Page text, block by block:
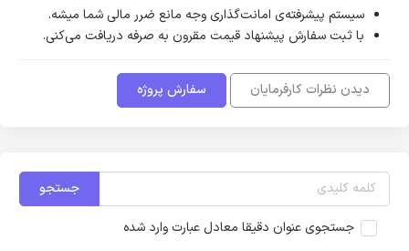
سیستم پیشرفته‌ی امانت‌گذاری وجه مانع ضرر مالی شما میشه.
با ثبت سفارش پیشنهاد قیمت مقرون به صرفه دریافت می‌کنی.
دیدن نظرات کارفرمایان سفارش پروژه
جستجو
جستجوی عنوان دقیقا معادل عبارت وارد شده